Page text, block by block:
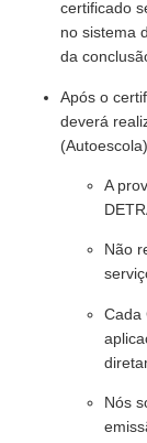
certificado
no sistema
da
Após o
deverá
A
Não
Cada
Nós